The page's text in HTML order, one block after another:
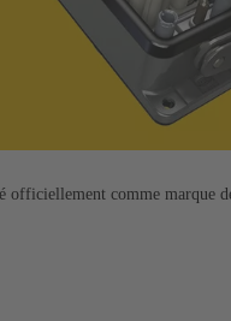
comme marque